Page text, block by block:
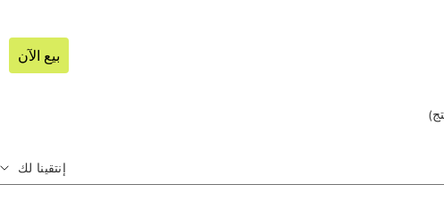
بيع الآن
)
إنتقينا لك